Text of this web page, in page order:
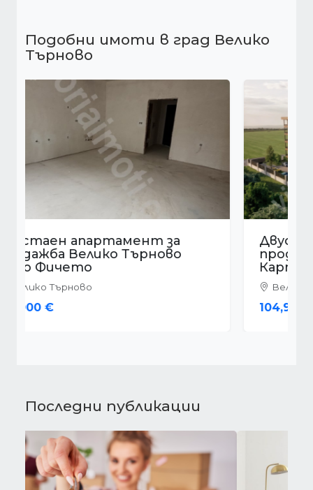
Подобни имоти в град Велико
Търново
Двустаен апартамент за
продажба Велико Търново
Картала
Велико Търново
104,900 €
Последни публикации